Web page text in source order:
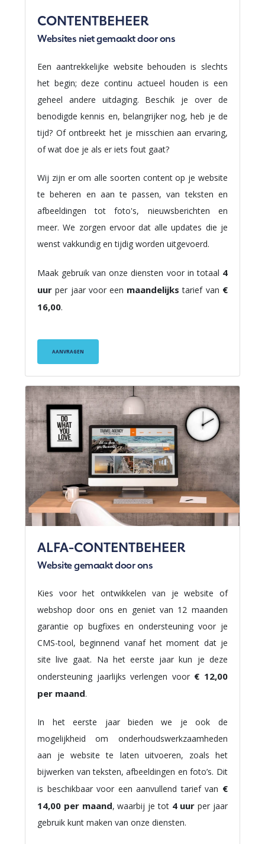
CONTENTBEHEER
Websites niet gemaakt door ons
Een aantrekkelijke website behouden is slechts
het begin; deze continu actueel houden is een
geheel andere uitdaging. Beschik je over de
benodigde kennis en, belangrijker nog, heb je de
tijd? Of ontbreekt het je misschien aan ervaring,
of wat doe je als er iets fout gaat?
Wij zijn er om alle soorten content op je website
te beheren en aan te passen, van teksten en
afbeeldingen tot foto's, nieuwsberichten en
meer. We zorgen ervoor dat alle updates die je
wenst vakkundig en tijdig worden uitgevoerd.
Maak gebruik van onze diensten voor in totaal 4
uur per jaar voor een maandelijkstarief van €
16,00.
AANVRAGEN
ALFA-CONTENTBEHEER
Website gemaakt door ons
Kies voor het ontwikkelen van je website of
webshop door ons en geniet van 12 maanden
garantie op bugfixes en ondersteuning voor je
CMS-tool, beginnend vanaf het moment dat je
site live gaat. Na het eerste jaar kun je deze
ondersteuning jaarlijks verlengen voor € 12,00
per maand.
In het eerste jaar bieden we je ook de
mogelijkheid om onderhoudswerkzaamheden
aan je website te laten uitvoeren, zoals het
bijwerken van teksten, afbeeldingen en foto’s. Dit
is beschikbaar voor een aanvullend tarief van €
14,00 per maand, waarbij je tot 4 uurper jaar
gebruik kunt maken van onze diensten.